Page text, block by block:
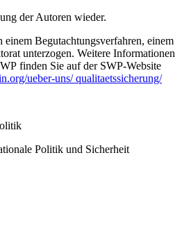
der Autoren wieder.
Begutachtungsverfah­ren, einem
unterzogen. Weitere Informationen
finden Sie auf der SWP-Website
ueber-uns/ qualitaetssicherung/
Politik und Sicherheit